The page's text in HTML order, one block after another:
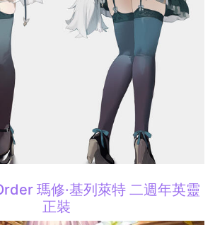
瑪修·基列萊特 二週年英靈
正裝